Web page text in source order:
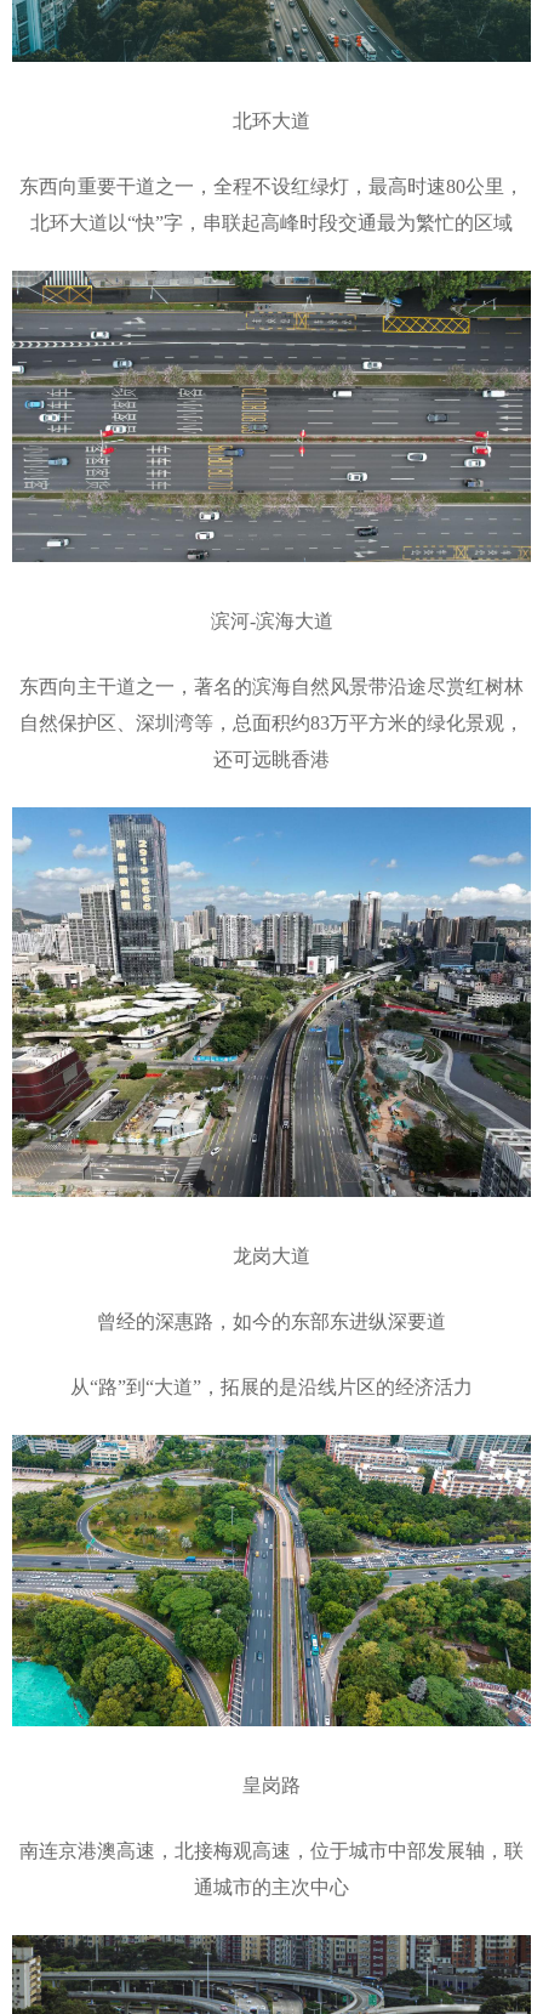
北环大道
东西向重要干道之一，全程不设红绿灯，最高时速80公里，
北环大道以“快”字，串联起高峰时段交通最为繁忙的区域
滨河-滨海大道
东西向主干道之一，著名的滨海自然风景带沿途尽赏红树林
自然保护区、深圳湾等，总面积约83万平方米的绿化景观，
还可远眺香港
龙岗大道
曾经的深惠路，如今的东部东进纵深要道
从“路”到“大道”，拓展的是沿线片区的经济活力
皇岗路
南连京港澳高速，北接梅观高速，位于城市中部发展轴，联
通城市的主次中心